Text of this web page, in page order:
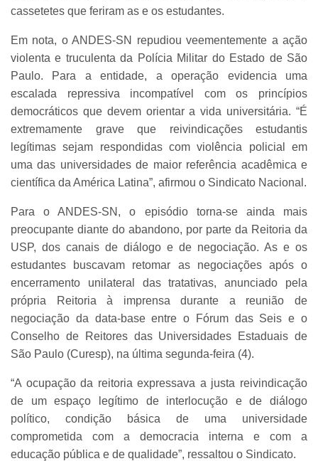
cassetetes que feriram as e os estudantes.
Em nota, o ANDES-SN repudiou veementemente a ação
violenta e truculenta da Polícia Militar do Estado de São
Paulo. Para a entidade, a operação evidencia uma
escalada repressiva incompatível com os princípios
democráticos que devem orientar a vida universitária. “É
extremamente grave que reivindicações estudantis
legítimas sejam respondidas com violência policial em
uma das universidades de maior referência acadêmica e
científica da América Latina”, afirmou o Sindicato Nacional.
Para o ANDES-SN, o episódio torna-se ainda mais
preocupante diante do abandono, por parte da Reitoria da
USP, dos canais de diálogo e de negociação. As e os
estudantes buscavam retomar as negociações após o
encerramento unilateral das tratativas, anunciado pela
própria Reitoria à imprensa durante a reunião de
negociação da data-base entre o Fórum das Seis e o
Conselho de Reitores das Universidades Estaduais de
São Paulo (Curesp), na última segunda-feira (4).
“A ocupação da reitoria expressava a justa reivindicação
de um espaço legítimo de interlocução e de diálogo
político, condição básica de uma universidade
comprometida com a democracia interna e com a
educação pública e de qualidade”, ressaltou o Sindicato.